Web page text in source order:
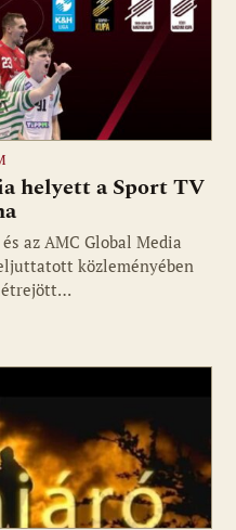
helyett a Sport TV
az AMC Global Media
közleményében